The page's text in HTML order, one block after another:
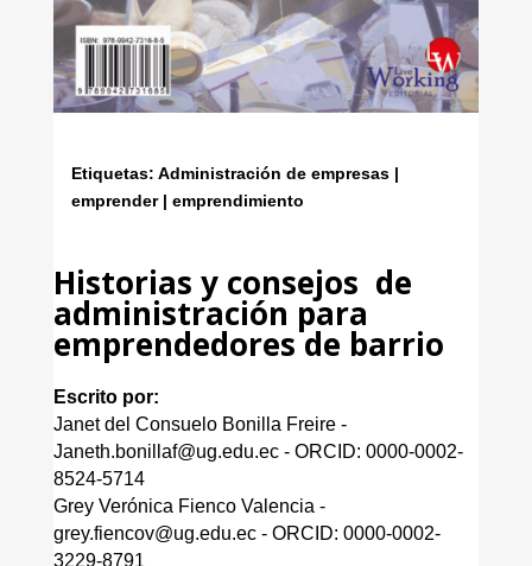
Etiquetas: Administración de empresas |
emprender | emprendimiento
Historias y consejos de
administración para
emprendedores de barrio
Escrito por:
Janet del Consuelo Bonilla Freire -
Janeth.bonillaf@ug.edu.ec - ORCID: 0000-0002-
8524-5714
Grey Verónica Fienco Valencia -
grey.fiencov@ug.edu.ec - ORCID: 0000-0002-
3229-8791